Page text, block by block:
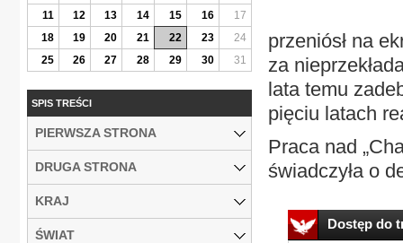
przeniósł na
za
lata temu
pięciu latach
Praca nad
świadczyła o
Dostęp do
11
12 13 14 15 16
17
18
19 20 21 22 23
24
25
26 27 28 29 30 31
SPIS TREŚCI
PIERWSZA STRONA
DRUGA STRONA
KRAJ
ŚWIAT